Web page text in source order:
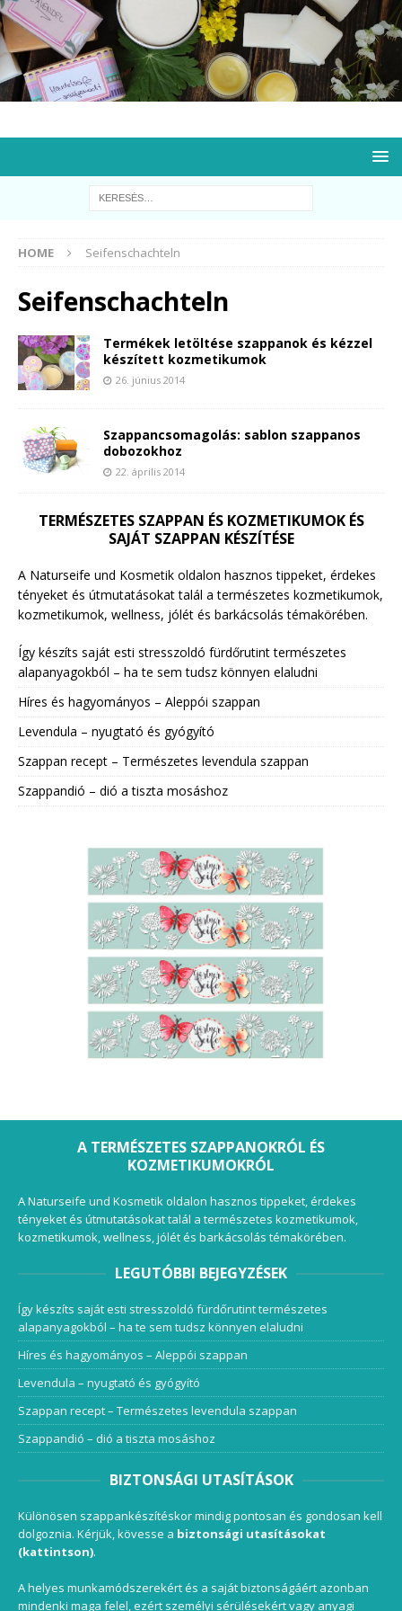
HOME Seifenschachteln
Seifenschachteln
Termékek letöltése szappanok és kézzel
készített kozmetikumok
26. június 2014
Szappancsomagolás: sablon szappanos
dobozokhoz
22. április 2014
TERMÉSZETES SZAPPAN ÉS KOZMETIKUMOK ÉS
SAJÁT SZAPPAN KÉSZÍTÉSE
A Naturseife und Kosmetik oldalon hasznos tippeket, érdekes
tényeket és útmutatásokat talál a természetes kozmetikumok,
kozmetikumok, wellness, jólét és barkácsolás témakörében.
Így készíts saját esti stresszoldó fürdőrutint természetes
alapanyagokból – ha te sem tudsz könnyen elaludni
Híres és hagyományos – Aleppói szappan
Levendula – nyugtató és gyógyító
Szappan recept – Természetes levendula szappan
Szappandió – dió a tiszta mosáshoz
A TERMÉSZETES SZAPPANOKRÓL ÉS
KOZMETIKUMOKRÓL
A Naturseife und Kosmetik oldalon hasznos tippeket, érdekes
tényeket és útmutatásokat talál a természetes kozmetikumok,
kozmetikumok, wellness, jólét és barkácsolás témakörében.
LEGUTÓBBI BEJEGYZÉSEK
Így készíts saját esti stresszoldó fürdőrutint természetes
alapanyagokból – ha te sem tudsz könnyen elaludni
Híres és hagyományos – Aleppói szappan
Levendula – nyugtató és gyógyító
Szappan recept – Természetes levendula szappan
Szappandió – dió a tiszta mosáshoz
BIZTONSÁGI UTASÍTÁSOK
Különösen szappankészítéskor mindig pontosan és gondosan kell
dolgoznia. Kérjük, kövesse a biztonsági utasításokat
(kattintson).
A helyes munkamódszerekért és a saját biztonságáért azonban
mindenki maga felel, ezért személyi sérülésekért vagy anyagi